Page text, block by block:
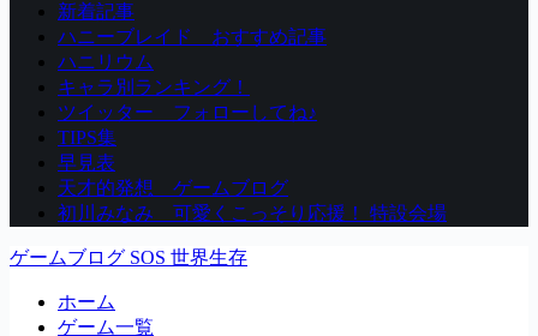
新着記事
ハニーブレイド おすすめ記事
ハニリウム
キャラ別ランキング！
ツイッター フォローしてね♪
TIPS集
早見表
天才的発想 ゲームブログ
初川みなみ 可愛くこっそり応援！ 特設会場
ゲームブログ SOS 世界生存
ホーム
ゲーム一覧